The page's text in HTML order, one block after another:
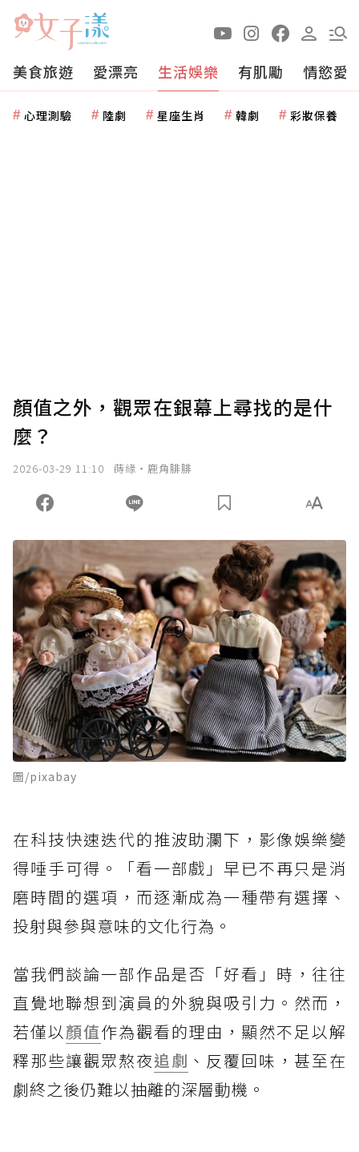
美食旅遊 愛漂亮 生活娛樂 有肌勵 情慾愛
心理測驗 陸劇 星座生肖 韓劇 彩妝保養
顏值之外，觀眾在銀幕上尋找的是什
麼？
2026-03-29 11:10 蒔緣‧鹿角腓腓
圖/pixabay
在科技快速迭代的推波助瀾下，影像娛樂變
得唾手可得。「看一部戲」早已不再只是消
磨時間的選項，而逐漸成為一種帶有選擇、
投射與參與意味的文化行為。
當我們談論一部作品是否「好看」時，往往
直覺地聯想到演員的外貌與吸引力。然而，
若僅以顏值作為觀看的理由，顯然不足以解
釋那些讓觀眾熬夜追劇 、反覆回味，甚至在
劇終之後仍難以抽離的深層動機。